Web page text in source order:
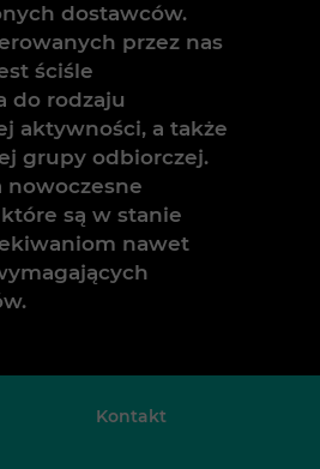
dostawców.
przez nas
ściśle
do rodzaju
aktywności, a także
grupy odbiorczej.
nowoczesne
są w stanie
nawet
Kontakt